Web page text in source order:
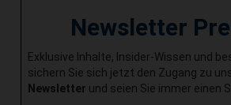
Newsletter
Exklusive Inhalte, Insider-Wissen und
sichern Sie sich jetzt den Zugang zu
Newsletter und seien Sie immer einen